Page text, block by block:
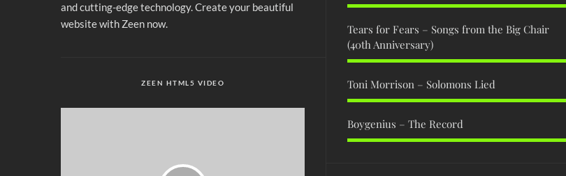
and cutting-edge technology. Create your beautiful
website with Zeen now.
ZEEN HTML5 VIDEO
Tears for Fears – Songs from the Big Chair
(40th Anniversary)
Toni Morrison – Solomons Lied
Boygenius – The Record